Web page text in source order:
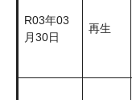
R03年03
月30日
再生